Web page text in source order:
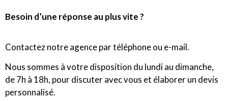
Besoin d’une réponse au plus vite ?
Contactez notre agence par téléphone ou e-mail.
Nous sommes à votre disposition du lundi au dimanche,
de 7h à 18h, pour discuter avec vous et élaborer un devis
personnalisé.